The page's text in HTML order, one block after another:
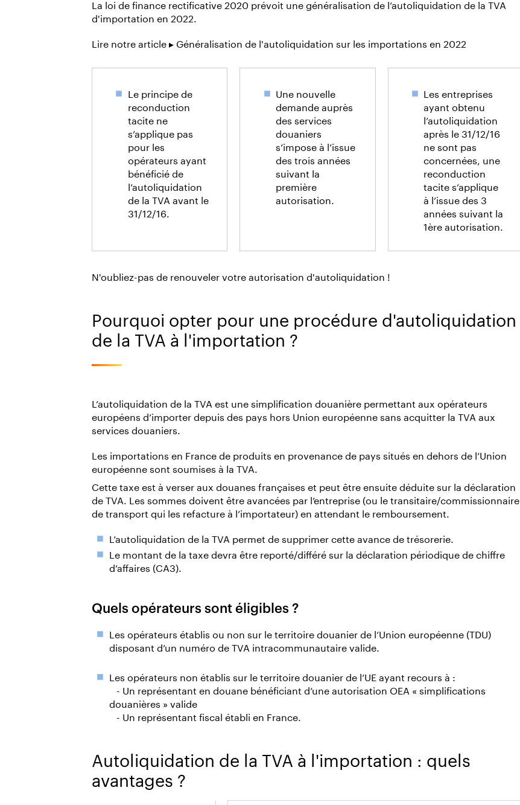
La loi de finance rectificative 2020 prévoit une généralisation de l’autoliquidation de la TVA
d'importation en 2022.
Lire notre article ▸ Généralisation de l'autoliquidation sur les importations en 2022
Le principe de
reconduction
tacite ne
s’applique pas
pour les
opérateurs ayant
bénéficié de
l’autoliquidation
de la TVA avant le
31/12/16.
Une nouvelle
demande auprès
des services
douaniers
s’impose à l’issue
des trois années
suivant la
première
autorisation.
Les entreprises
ayant obtenu
l’autoliquidation
après le 31/12/16
ne sont pas
concernées, une
reconduction
tacite s’applique
à l’issue des 3
années suivant la
1ère autorisation.
N'oubliez-pas de renouveler votre autorisation d'autoliquidation !
Pourquoi opter pour une procédure d'autoliquidation
de la TVA à l'importation ?
L’autoliquidation de la TVA est une simplification douanière permettant aux opérateurs
européens d’importer depuis des pays hors Union européenne sans acquitter la TVA aux
services douaniers.
Les importations en France de produits en provenance de pays situés en dehors de l’Union
européenne sont soumises à la TVA.
Cette taxe est à verser aux douanes françaises et peut être ensuite déduite sur la déclaration
de TVA. Les sommes doivent être avancées par l’entreprise (ou le transitaire/commissionnaire
de transport qui les refacture à l’importateur) en attendant le remboursement.
L’autoliquidation de la TVA permet de supprimer cette avance de trésorerie.
Le montant de la taxe devra être reporté/différé sur la déclaration périodique de chiffre
d’affaires (CA3).
Quels opérateurs sont éligibles ?
Les opérateurs établis ou non sur le territoire douanier de l’Union européenne (TDU)
disposant d’un numéro de TVA intracommunautaire valide.
Les opérateurs non établis sur le territoire douanier de l’UE ayant recours à :
- Un représentant en douane bénéficiant d’une autorisation OEA « simplifications
douanières » valide
- Un représentant fiscal établi en France.
Autoliquidation de la TVA à l'importation : quels
avantages ?